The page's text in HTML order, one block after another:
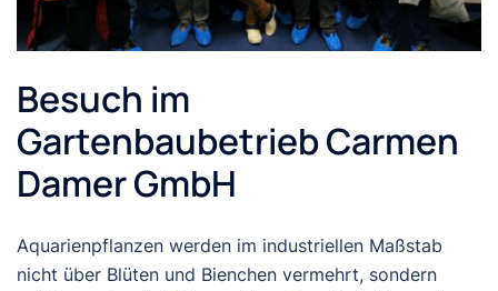
Besuch im
Gartenbaubetrieb Carmen
Damer GmbH
Aquarienpflanzen werden im industriellen Maßstab
nicht über Blüten und Bienchen vermehrt, sondern